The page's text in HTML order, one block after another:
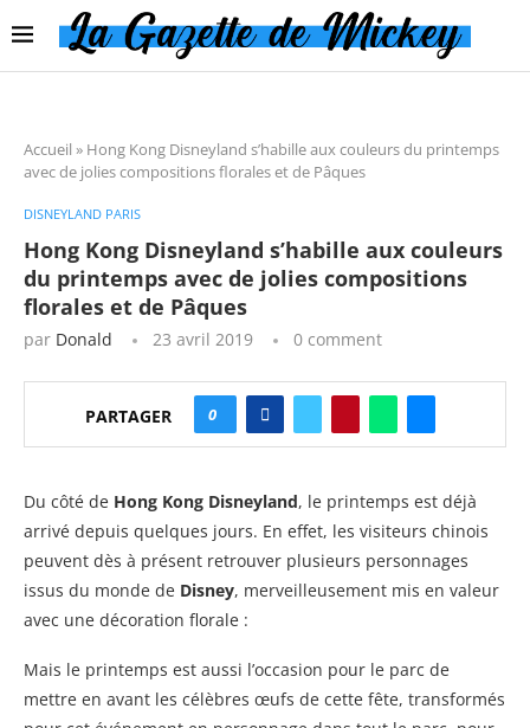
Accueil » Hong Kong Disneyland s’habille aux couleurs du printemps
avec de jolies compositions florales et de Pâques
DISNEYLAND PARIS
Hong Kong Disneyland s’habille aux couleurs
du printemps avec de jolies compositions
florales et de Pâques
par Donald 23 avril 2019 0 comment
PARTAGER 0
Du côté de Hong Kong Disneyland, le printemps est déjà
arrivé depuis quelques jours. En effet, les visiteurs chinois
peuvent dès à présent retrouver plusieurs personnages
issus du monde de Disney, merveilleusement mis en valeur
avec une décoration florale :
Mais le printemps est aussi l’occasion pour le parc de
mettre en avant les célèbres œufs de cette fête, transformés